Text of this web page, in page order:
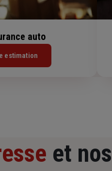
auto
estimation
et nos